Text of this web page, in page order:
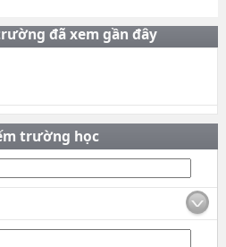
đã xem gần đây
trường học